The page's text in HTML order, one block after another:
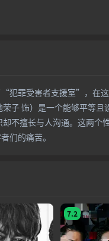
犯罪受害者支援室”，在
饰）是一个能够平等且
不擅长与人沟通。这两个
们的痛苦。
7.2